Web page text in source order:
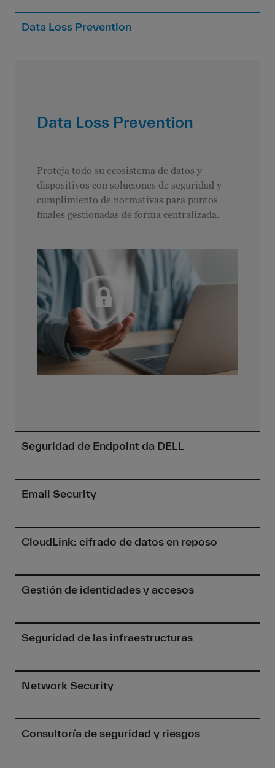
Data Loss Prevention
Data Loss Prevention
Proteja todo su ecosistema de datos y
dispositivos con soluciones de seguridad y
cumplimiento de normativas para puntos
finales gestionadas de forma centralizada.
Seguridad de Endpoint da DELL
Email Security
CloudLink: cifrado de datos en reposo
Gestión de identidades y accesos
Seguridad de las infraestructuras
Network Security
Consultoría de seguridad y riesgos